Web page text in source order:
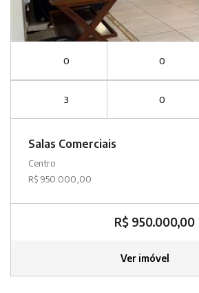
0 0
3 0
Salas Comerciais
Centro
R$ 950.000,00
R$ 950.000,00
Ver imóvel